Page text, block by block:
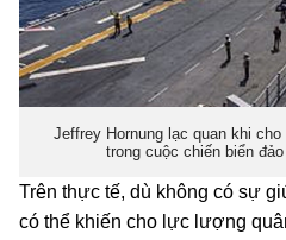
Jeffrey Hornung lạc quan khi
trong cuộc chiến biển
Trên thực tế, dù không có sự
có thể khiến cho lực lượng